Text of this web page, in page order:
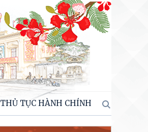
THỦ TỤC HÀNH CHÍNH